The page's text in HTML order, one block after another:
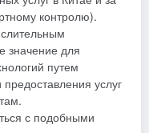
контролю).
для
путем
услуг
с подобными